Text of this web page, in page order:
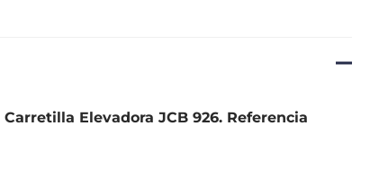
Elevadora JCB 926. Referencia